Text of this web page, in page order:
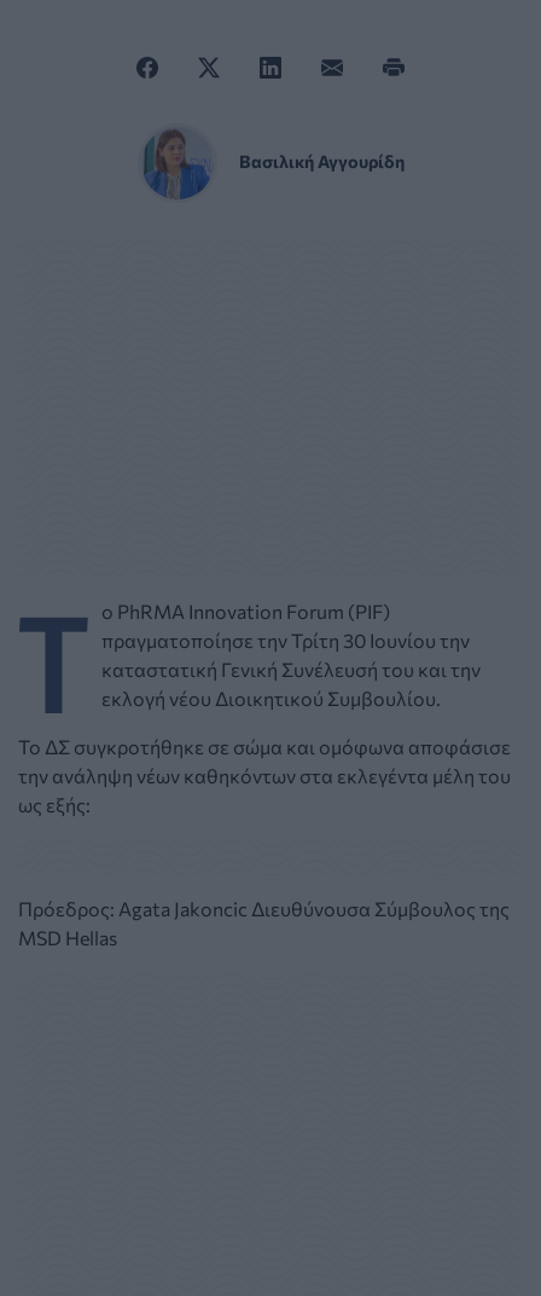
Βασιλική Αγγουρίδη
T
o PhRMA Innovation Forum (PIF)
πραγματοποίησε την Τρίτη 30 Ιουνίου την
καταστατική Γενική Συνέλευσή του και την
εκλογή νέου Διοικητικού Συμβουλίου.
Το ΔΣ συγκροτήθηκε σε σώμα και ομόφωνα αποφάσισε
την ανάληψη νέων καθηκόντων στα εκλεγέντα μέλη του
ως εξής:
Πρόεδρος: Agata Jakoncic Διευθύνουσα Σύμβουλος της
MSD Hellas